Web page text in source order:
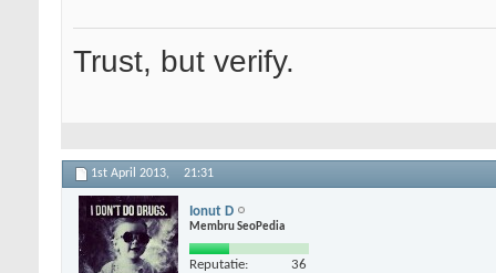
Trust, but verify.
1st April 2013, 21:31
Ionut D
Membru SeoPedia
Reputatie: 36